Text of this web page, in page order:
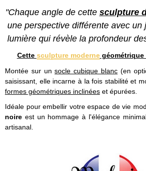
"Chaque angle de cette sculpture
une perspective différente avec un
lumière qui révèle la profondeur
Cette sculpture modernegéométrique
Montée sur unsocle cubique blanc (en
saisissant, elle incarne à la fois stabilité et
formes géométriques inclinées et épurées.
Idéale pour embellir votre espace de vie
noire est un hommage à l'élégance
artisanal.